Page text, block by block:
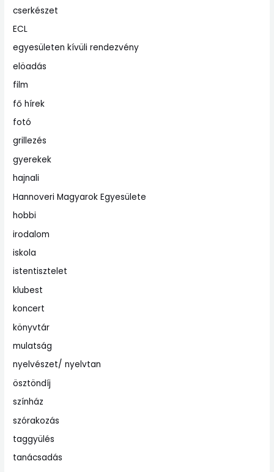
cserkészet
ECL
egyesületen kívüli rendezvény
elöadás
film
fő hírek
fotó
grillezés
gyerekek
hajnali
Hannoveri Magyarok Egyesülete
hobbi
irodalom
iskola
istentisztelet
klubest
koncert
könyvtár
mulatság
nyelvészet/ nyelvtan
ösztöndíj
színház
szórakozás
taggyülés
tanácsadás